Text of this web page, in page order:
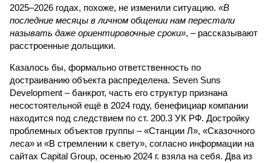
2025–2026 годах, похоже, не изменили ситуацию. «В
последние месяцы в личном общении нам перестали
называть даже ориентировочные сроки», – рассказывают
расстроенные дольщики.
Казалось бы, формально ответственность по
достраиванию объекта распределена. Seven Suns
Development – банкрот, часть его структур признана
несостоятельной ещё в 2024 году, бенефициар компании
находится под следствием по ст. 200.3 УК РФ. Достройку
проблемных объектов группы – «Станции Л», «Сказочного
леса» и «В стремлении к свету», согласно информации на
сайтах Capital Group, осенью 2024 г. взяла на себя. Два из